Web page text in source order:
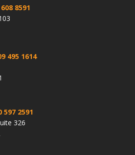
8591
495 1614
597 2591
326